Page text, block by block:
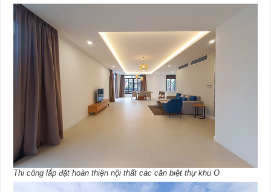
Thi công lắp đặt hoàn thiện nội thất các căn biệt thự khu O